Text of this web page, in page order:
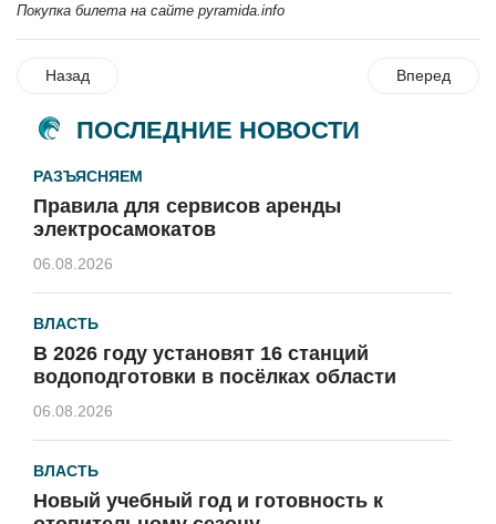
Покупка билета на сайте pyramida.info
Назад Вперед
ПОСЛЕДНИЕ НОВОСТИ
РАЗЪЯСНЯЕМ
Правила для сервисов аренды
электросамокатов
06.08.2026
ВЛАСТЬ
В 2026 году установят 16 станций
водоподготовки в посёлках области
06.08.2026
ВЛАСТЬ
Новый учебный год и готовность к